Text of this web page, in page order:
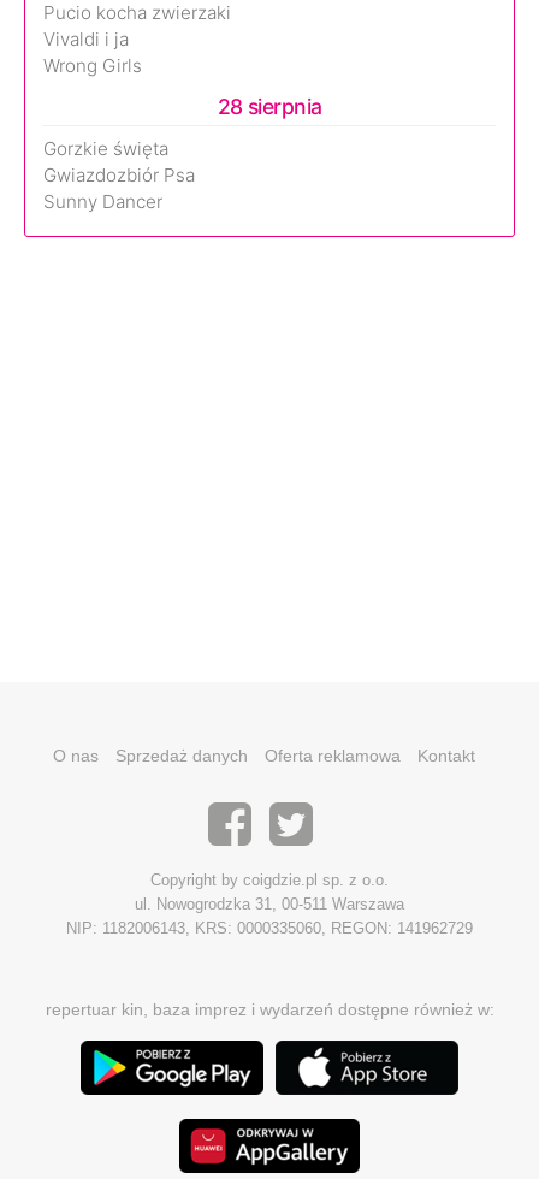
Pucio kocha zwierzaki
Vivaldi i ja
Wrong Girls
28 sierpnia
Gorzkie święta
Gwiazdozbiór Psa
Sunny Dancer
O nas Sprzedaż danych Oferta reklamowa Kontakt
Copyright by coigdzie.pl sp. z o.o.
ul. Nowogrodzka 31, 00-511 Warszawa
NIP: 1182006143, KRS: 0000335060, REGON: 141962729
repertuar kin, baza imprez i wydarzeń dostępne również w: